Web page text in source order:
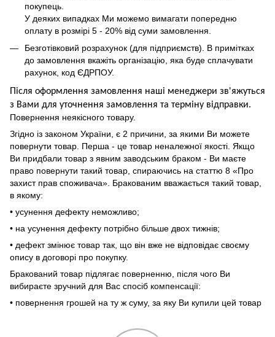
покупець.
У деяких випадках Ми можемо вимагати попередню
оплату в розмірі 5 - 20% від суми замовлення.
Безготівковий розрахунок (для підприємств). В примітках
до замовлення вкажіть організацію, яка буде сплачувати
рахунок, код ЄДРПОУ.
Після оформлення замовлення наші менеджери зв'яжуться
з Вами для уточнення замовлення та терміну відправки.
Повернення неякісного товару.
Згідно із законом України, є 2 причини, за якими Ви можете
повернути товар. Перша - це товар неналежної якості. Якщо
Ви придбали товар з явним заводським браком - Ви маєте
право повернути такий товар, спираючись на статтю 8 «Про
захист прав споживача». Бракованим вважається такий товар,
в якому:
• усунення дефекту неможливо;
• на усунення дефекту потрібно більше двох тижнів;
• дефект змінює товар так, що він вже не відповідає своєму
опису в договорі про покупку.
Бракований товар підлягає поверненню, після чого Ви
вибираєте зручний для Вас спосіб компенсації:
• повернення грошей на ту ж суму, за яку Ви купили цей товар